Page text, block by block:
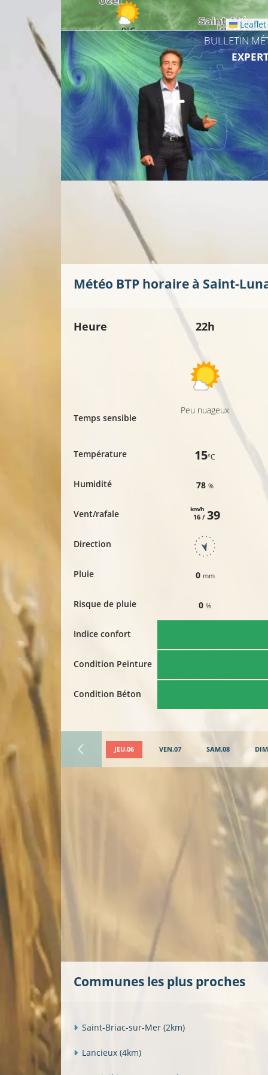
9°C
8°C
8°C
10°C
13°C
9°C
Leaflet
BULLETIN
Météo BTP horaire à Saint-
Heure
Temps sensible
Température
Humidité
Vent/rafale
Direction
Pluie
Risque de pluie
Indice confort
Condition Peinture
Condition Béton
22h
Peu nuageux
15°C
78%
16 /
km/h 39
0 mm
0%
JEU.06 VEN.07 SAM.08
Communes les plus proches
Saint-Briac-sur-Mer (2km)
Lancieux (4km)